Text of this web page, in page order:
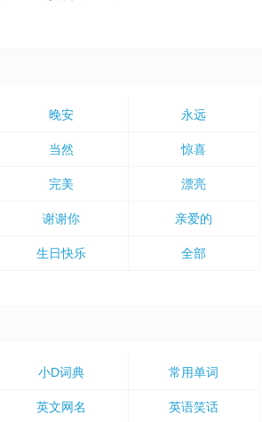
晚安 永远
当然 惊喜
完美 漂亮
谢谢你 亲爱的
生日快乐 全部
小D词典 常用单词
英文网名 英语笑话